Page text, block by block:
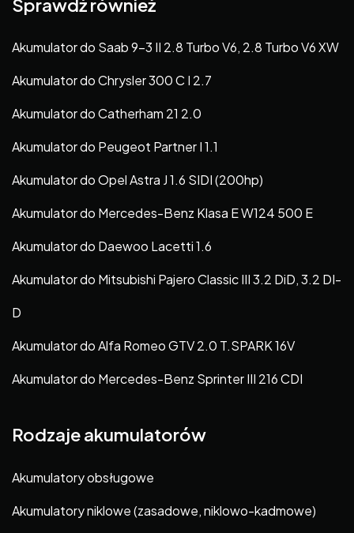
Sprawdź również
Akumulator do Saab 9-3 II 2.8 Turbo V6, 2.8 Turbo V6 XW
Akumulator do Chrysler 300 C I 2.7
Akumulator do Catherham 21 2.0
Akumulator do Peugeot Partner I 1.1
Akumulator do Opel Astra J 1.6 SIDI (200hp)
Akumulator do Mercedes-Benz Klasa E W124 500 E
Akumulator do Daewoo Lacetti 1.6
Akumulator do Mitsubishi Pajero Classic III 3.2 DiD, 3.2 DI-
D
Akumulator do Alfa Romeo GTV 2.0 T.SPARK 16V
Akumulator do Mercedes-Benz Sprinter III 216 CDI
Rodzaje akumulatorów
Akumulatory obsługowe
Akumulatory niklowe (zasadowe, niklowo-kadmowe)